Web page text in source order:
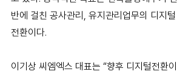
반에 걸친 공사관리, 유지관리업무의 디지털
전환이다.
이기상 씨엠엑스 대표는 “향후 디지털전환이